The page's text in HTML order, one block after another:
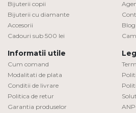
Bijuterii copii
Bijuterii cu diamante
Accesorii
Cadouri sub 500 lei
Blog
Informatii utile
Cum comand
Modalitati de plata
Conditii de livrare
Politica de retur
Garantia produselor